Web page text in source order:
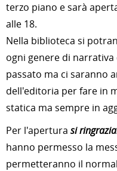
terzo piano e sarà
alle 18.
Nella biblioteca si
ogni genere di
passato ma ci saranno
dell'editoria per fare in
statica ma sempre in
Per l'apertura si
hanno permesso la
permetteranno il